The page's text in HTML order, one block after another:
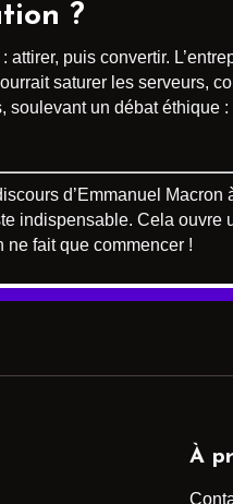
?
puis convertir.
saturer les serveurs,
soulevant un débat éthique :
d’Emmanuel Macron
indispensable. Cela ouvre
fait que commencer !
À